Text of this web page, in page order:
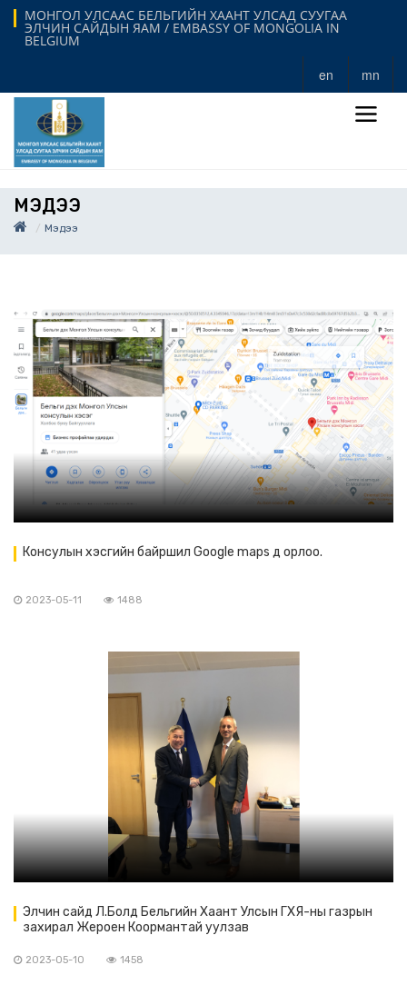
МОНГОЛ УЛСААС БЕЛЬГИЙН ХААНТ УЛСАД СУУГАА
ЭЛЧИН САЙДЫН ЯАМ / EMBASSY OF MONGOLIA IN
BELGIUM
en mn
МЭДЭЭ
Мэдээ
Консулын хэсгийн байршил Google maps д орлоо.
2023-05-11 1488
Элчин сайд Л.Болд Бельгийн Хаант Улсын ГХЯ-ны газрын
захирал Жероен Коормантай уулзав
2023-05-10 1458